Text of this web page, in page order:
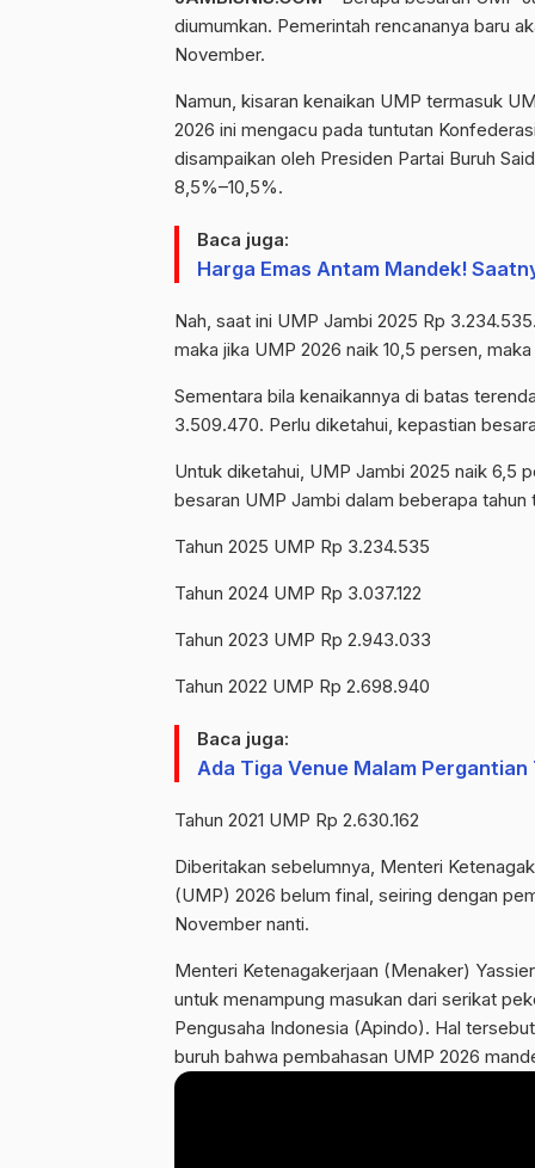
diumumkan. Pemerintah rencananya baru
November.
Namun, kisaran kenaikan UMP termasuk
2026 ini mengacu pada tuntutan
disampaikan oleh Presiden Partai Buruh
8,5%–10,5%.
Baca juga:
Harga Emas Antam Mandek!
Nah, saat ini UMP Jambi 2025 Rp
maka jika UMP 2026 naik 10,5 persen,
Sementara bila kenaikannya di batas
3.509.470. Perlu diketahui, kepastian
Untuk diketahui, UMP Jambi 2025 naik 6,5
besaran UMP Jambi dalam beberapa tahun
Tahun 2025 UMP Rp 3.234.535
Tahun 2024 UMP Rp 3.037.122
Tahun 2023 UMP Rp 2.943.033
Tahun 2022 UMP Rp 2.698.940
Baca juga:
Ada Tiga Venue Malam Pergantian
Tahun 2021 UMP Rp 2.630.162
Diberitakan sebelumnya, Menteri
(UMP) 2026 belum final, seiring dengan
November nanti.
Menteri Ketenagakerjaan (Menaker)
untuk menampung masukan dari serikat
Pengusaha Indonesia (Apindo). Hal
buruh bahwa pembahasan UMP 2026